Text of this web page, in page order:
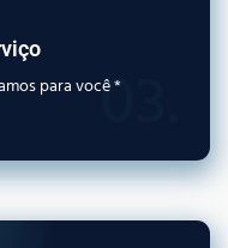
para você *
03.